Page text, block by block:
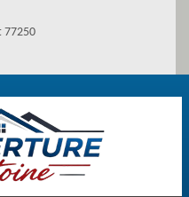
77250